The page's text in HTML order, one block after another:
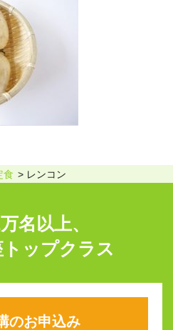
食 レンコン
名以上、
ップクラス
のお申込み